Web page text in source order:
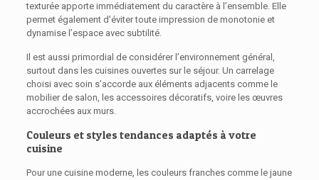
texturée apporte immédiatement du caractère à l’ensemble. Elle
permet également d’éviter toute impression de monotonie et
dynamise l’espace avec subtilité.
Il est aussi primordial de considérer l’environnement général,
surtout dans les cuisines ouvertes sur le séjour. Un carrelage
choisi avec soin s’accorde aux éléments adjacents comme le
mobilier de salon, les accessoires décoratifs, voire les œuvres
accrochées aux murs.
Couleurs et styles tendances adaptés à votre
cuisine
Pour une cuisine moderne, les couleurs franches comme le jaune